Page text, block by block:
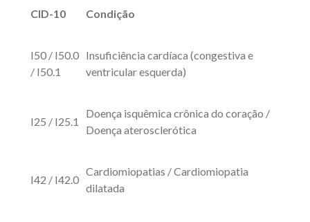
CID-10 Condição
I50 / I50.0
/ I50.1
Insuficiência cardíaca (congestiva e
ventricular esquerda)
I25 / I25.1
Doença isquêmica crônica do coração /
Doença aterosclerótica
I42 / I42.0
Cardiomiopatias / Cardiomiopatia
dilatada